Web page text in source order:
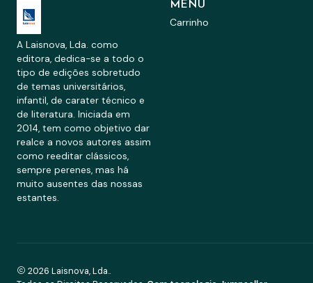
A Laisnova, Lda. como
editora, dedica-se a todo o
tipo de edições sobretudo
de temas universitários,
infantil, de carater técnico e
de literatura. Iniciada em
2014, tem como objetivo dar
realce a novos autores assim
como reeditar clássicos,
sempre perenes, mas há
muito ausentes das nossas
estantes.
MENU
Carrinho
2026 Laisnova, Lda..